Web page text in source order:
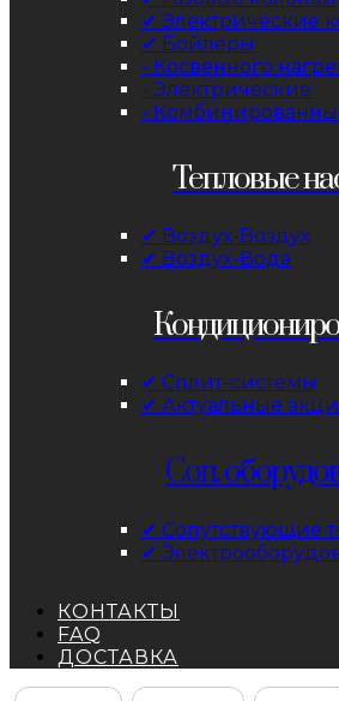
✔ Электрические
✔ Бойлеры
- Косвенного
- Электрические
-
Тепловые
✔ Воздух-Воздух
✔ Воздух-Вода
✔ Сплит-системы
✔ Актуальные
Соп.
✔ Сопутствующие
✔
КОНТАКТЫ
FAQ
ДОСТАВКА